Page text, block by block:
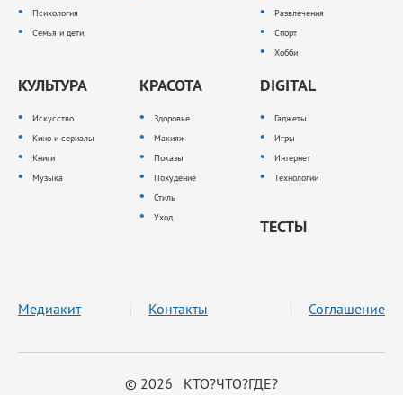
Психология
Семья и дети
Развлечения
Спорт
Хобби
КУЛЬТУРА
Искусство
Кино и сериалы
Книги
Музыка
КРАСОТА
Здоровье
Макияж
Показы
Похудение
Стиль
Уход
DIGITAL
Гаджеты
Игры
Интернет
Технологии
ТЕСТЫ
© 2026 КТО?ЧТО?ГДЕ?
Медиакит Контакты Соглашение